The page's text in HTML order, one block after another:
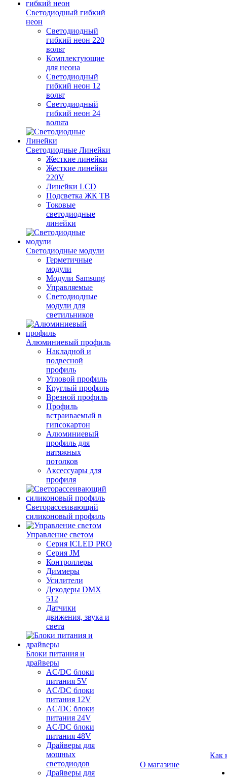
Светодиодный гибкий
неон
Светодиодный
гибкий неон 220
вольт
Комплектующие
для неона
Светодиодный
гибкий неон 12
вольт
Светодиодный
гибкий неон 24
вольта
Светодиодные Линейки
Жесткие линейки
Жесткие линейки
220V
Линейки LCD
Подсветка ЖК ТВ
Токовые
светодиодные
линейки
Светодиодные модули
Герметичные
модули
Модули Samsung
Управляемые
Светодиодные
модули для
светильников
Алюминиевый профиль
Накладной и
подвесной
профиль
Угловой профиль
Круглый профиль
Врезной профиль
Профиль
встраиваемый в
гипсокартон
Алюминиевый
профиль для
натяжных
потолков
Аксессуары для
профиля
Светорассеивающий
силиконовый профиль
Управление светом
Серия ICLED PRO
Серия JM
Контроллеры
Диммеры
Усилители
Декодеры DMX
512
Датчики
движения, звука и
света
Блоки питания и
драйверы
AC/DC блоки
питания 5V
AC/DC блоки
питания 12V
AC/DC блоки
питания 24V
AC/DC блоки
питания 48V
Драйверы для
мощных
светодиодов
Драйверы для
О магазине
Как